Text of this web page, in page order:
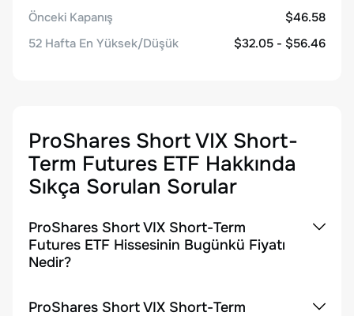
Önceki Kapanış
$46.58
52 Hafta En Yüksek/Düşük
$32.05 - $56.46
ProShares Short VIX Short-
Term Futures ETF Hakkında
Sıkça Sorulan Sorular
ProShares Short VIX Short-Term
Futures ETF Hissesinin Bugünkü Fiyatı
Nedir?
ProShares Short VIX Short-Term